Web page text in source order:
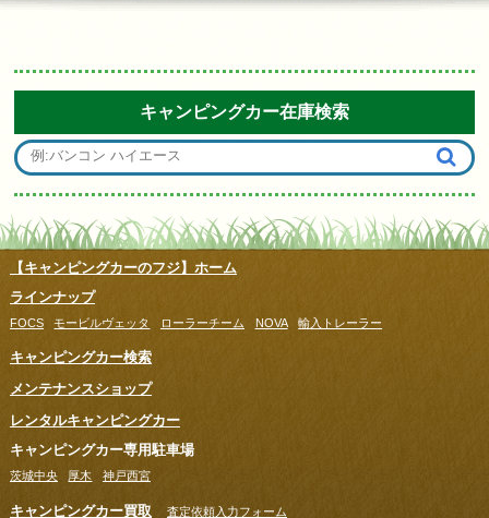
キャンピングカー在庫検索
【キャンピングカーのフジ】ホーム
ラインナップ
FOCS モービルヴェッタ ローラーチーム NOVA 輸入トレーラー
キャンピングカー検索
メンテナンスショップ
レンタルキャンピングカー
キャンピングカー専用駐車場
茨城中央 厚木 神戸西宮
キャンピングカー買取 査定依頼入力フォーム